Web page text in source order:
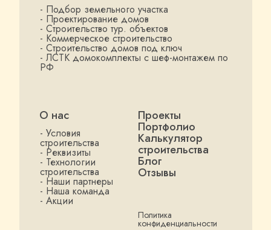
- Условия
строительства
- Реквизиты
- Технологии
строительства
- Наши партнеры
- Наша команда
- Акции
Политика
конфиденциальности
Проекты
Портфолио
Калькулятор
строительства
Блог
Отзывы
О нас
- Подбор земельного участка
- Проектирование домов
- Строительство тур. объектов
- Коммерческое строительство
- Строительство домов под ключ
- ЛСТК домокомплекты с шеф-монтажем по
РФ